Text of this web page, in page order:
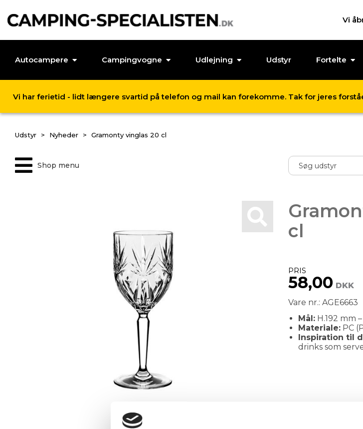
Vi
Autocampere Campingvogne Udlejning Udstyr Fortelte
Vi har ferietid - lidt længere svartid på telefon og mail kan forekomme. Tak for jeres
Udstyr Nyheder Gramonty vinglas 20 cl
Shop menu
cl
PRIS
58,00 DKK
Vare nr.: AGE6663
Mål:H.192 mm
Materiale:PC
Inspiration til
drinks som